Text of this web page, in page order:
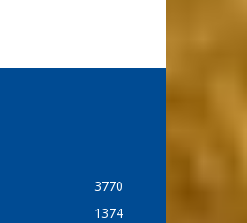
3770
1374